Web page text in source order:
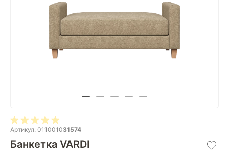
Артикул: 011001031574
Банкетка VARDI